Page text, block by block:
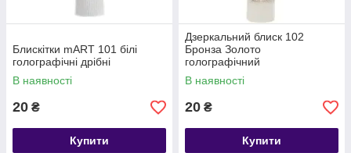
Блискітки mART 101 білі
голографічні дрібні
В наявності
20 ₴
Купити
Дзеркальний блиск 102
Бронза Золото
голографічний
В наявності
20 ₴
Купити